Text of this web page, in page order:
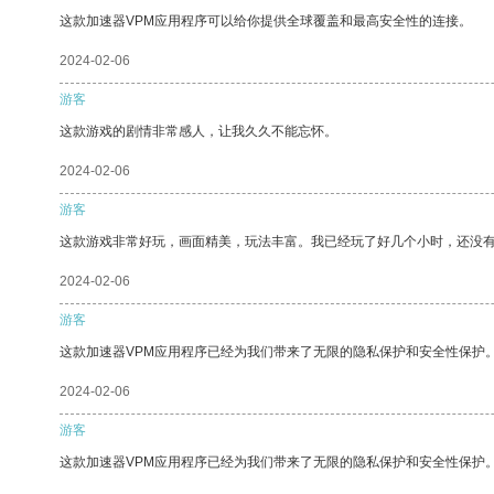
这款加速器VPM应用程序可以给你提供全球覆盖和最高安全性的连接。
2024-02-06
游客
这款游戏的剧情非常感人，让我久久不能忘怀。
2024-02-06
游客
这款游戏非常好玩，画面精美，玩法丰富。我已经玩了好几个小时，还没有
2024-02-06
游客
这款加速器VPM应用程序已经为我们带来了无限的隐私保护和安全性保护。
2024-02-06
游客
这款加速器VPM应用程序已经为我们带来了无限的隐私保护和安全性保护。